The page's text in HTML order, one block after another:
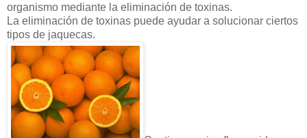
organismo mediante la eliminación de toxinas.
La eliminación de toxinas puede ayudar a solucionar ciertos
tipos de jaquecas.